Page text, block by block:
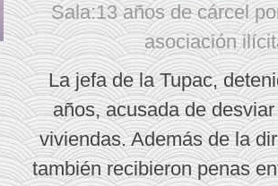
Sala:13 años de cárcel
asociación
La jefa de la Tupac,
años, acusada de
viviendas. Además de la
también recibieron penas